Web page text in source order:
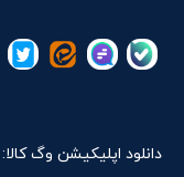
دانلود اپلیکیشن وگ کالا: